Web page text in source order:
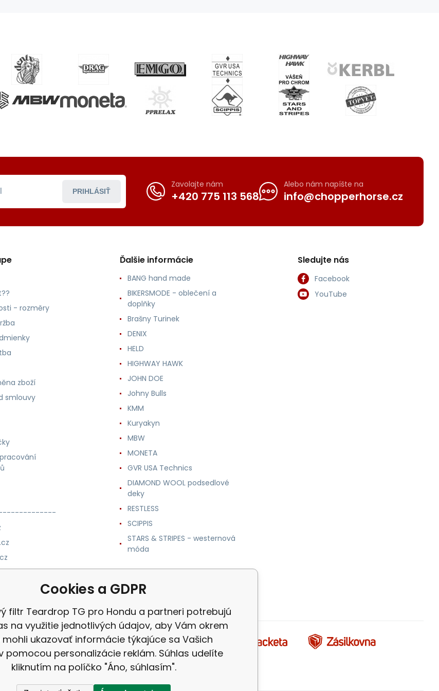
PRIHLÁSIŤ
Zavolajte nám
+420 775 113 568
Alebo nám napíšte na
info@chopperhorse.cz
- rozměry
zboží
smlouvy
Ďalšie informácie
BANG hand made
BIKERSMODE - oblečení a
doplňky
Brašny Turinek
DENIX
HELD
HIGHWAY HAWK
JOHN DOE
Johny Bulls
KMM
Kuryakyn
MBW
MONETA
GVR USA Technics
DIAMOND WOOL podsedlové
deky
RESTLESS
SCIPPIS
STARS & STRIPES - westernová
móda
Sledujte nás
Facebook
YouTube
Cookies a GDPR
filtr Teardrop TG pro Hondu a partneri potrebujú
na využitie jednotlivých údajov, aby Vám okrem
mohli ukazovať informácie týkajúce sa Vašich
pomocou personalizácie reklám. Súhlas udelíte
kliknutím na políčko "Áno, súhlasím".